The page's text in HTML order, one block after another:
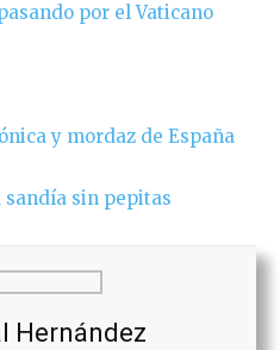
por el Vaticano
y mordaz de España
sandía sin pepitas
Hernández